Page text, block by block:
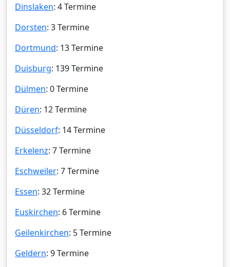
Dinslaken: 4 Termine
Dorsten: 3 Termine
Dortmund: 13 Termine
Duisburg: 139 Termine
Dülmen: 0 Termine
Düren: 12 Termine
Düsseldorf: 14 Termine
Erkelenz: 7 Termine
Eschweiler: 7 Termine
Essen: 32 Termine
Euskirchen: 6 Termine
Geilenkirchen: 5 Termine
Geldern: 9 Termine